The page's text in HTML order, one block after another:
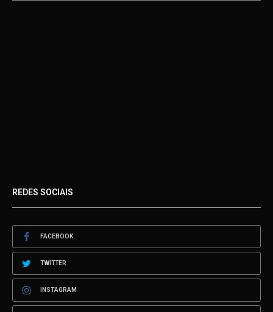
REDES SOCIAIS
FACEBOOK
TWITTER
INSTAGRAM